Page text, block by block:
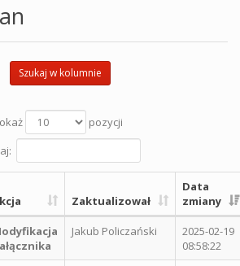
Szukaj w kolumnie
pozycji
Zaktualizował
Data
zmiany
Jakub Policzański
2025-02-19
08:58:22